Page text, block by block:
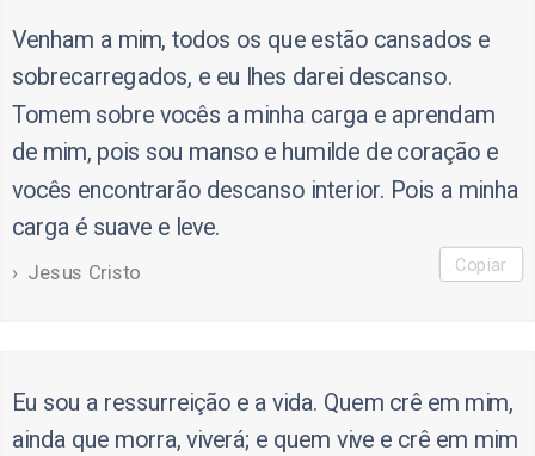
Venham a mim, todos os que estão cansados e
sobrecarregados, e eu lhes darei descanso.
Tomem sobre vocês a minha carga e aprendam
de mim, pois sou manso e humilde de coração e
vocês encontrarão descanso interior. Pois a minha
carga é suave e leve.
Jesus Cristo Copiar
Eu sou a ressurreição e a vida. Quem crê em mim,
ainda que morra, viverá; e quem vive e crê em mim